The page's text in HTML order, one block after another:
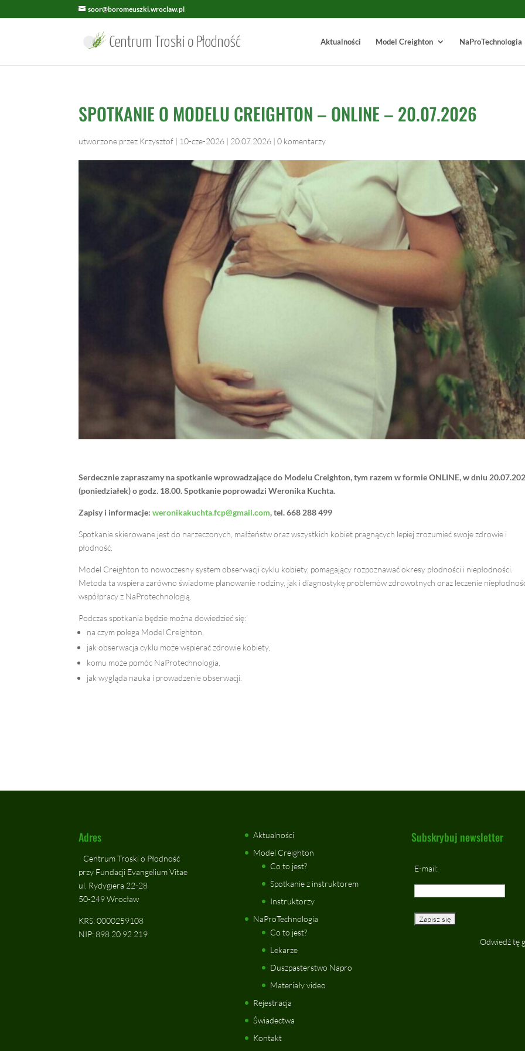
soor@boromeuszki.wroclaw.pl
Aktualności Model Creighton NaProTechnologia
SPOTKANIE O MODELU CREIGHTON – ONLINE – 20.07.2026
utworzone przez Krzysztof | 10-cze-2026 | 20.07.2026 |0 komentarzy
Serdecznie zapraszamy na spotkanie wprowadzające do Modelu Creighton,tym razem w formie ONLINE, w dniu
(poniedziałek) o godz. 18.00. Spotkanie poprowadzi Weronika Kuchta.
Zapisy i informacje:weronikakuchta.fcp@gmail.com, tel. 668 288 499
Spotkanie skierowane jest do narzeczonych, małżeństw oraz wszystkich kobiet pragnących lepiej zrozumieć swoje zdrowie i
płodność.
Model Creighton to nowoczesny system obserwacji cyklu kobiety, pomagający rozpoznawać okresy płodności i niepłodności.
Metoda ta wspiera zarówno świadome planowanie rodziny, jak i diagnostykę problemów zdrowotnych oraz leczenie
współpracy z NaProtechnologią.
Podczas spotkania będzie można dowiedzieć się:
na czym polega Model Creighton,
jak obserwacja cyklu może wspierać zdrowie kobiety,
komu może pomóc NaProtechnologia,
jak wygląda nauka i prowadzenie obserwacji.
Adres
Centrum Troski o Płodność
przy Fundacji Evangelium Vitae
ul. Rydygiera 22-28
50-249 Wrocław
KRS: 0000259108
NIP: 898 20 92 219
Aktualności
Model Creighton
Co to jest?
Spotkanie z instruktorem
Instruktorzy
NaProTechnologia
Co to jest?
Lekarze
Duszpasterstwo Napro
Materiały video
Rejestracja
Świadectwa
Kontakt
Subskrybuj newsletter
E-mail:
Odwiedź tę